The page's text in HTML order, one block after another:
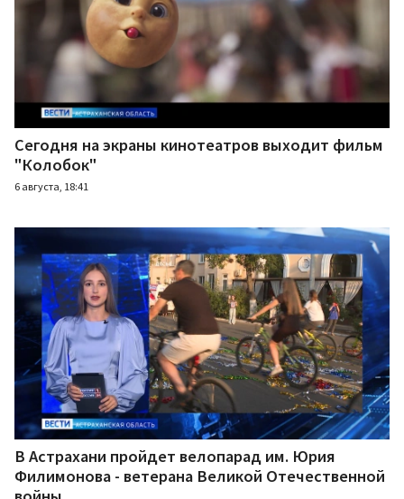
Сегодня на экраны кинотеатров выходит фильм
"Колобок"
6 августа, 18:41
В Астрахани пройдет велопарад им. Юрия
Филимонова - ветерана Великой Отечественной